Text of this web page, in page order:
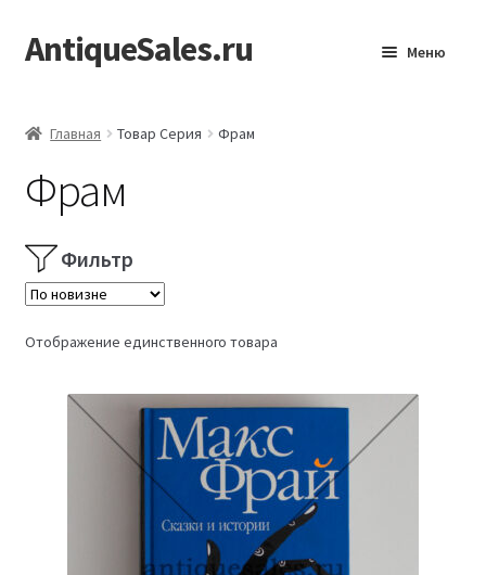
Перейти
к
Перейти
к
AntiqueSales.ru Меню
Главная Товар Серия Фрам
Фрам
Фильтр
Отображение единственного товара